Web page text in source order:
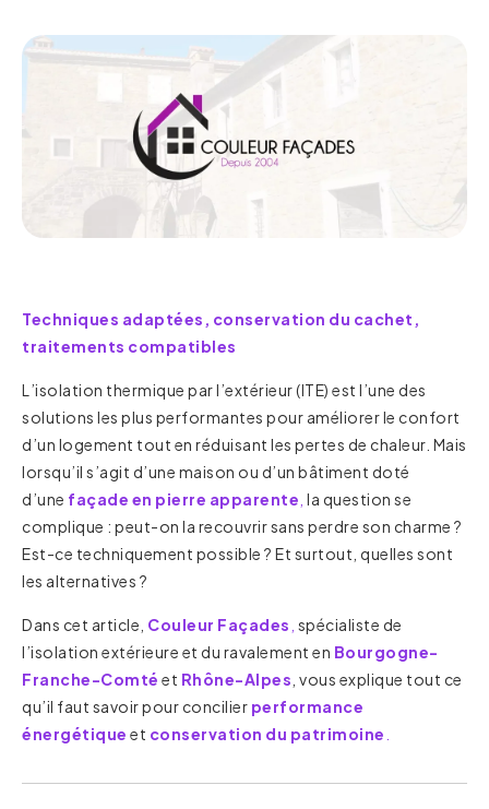
Techniques adaptées, conservation du cachet,
traitements compatibles
L’isolation thermique par l’extérieur (ITE) est l’une des
solutions les plus performantes pour améliorer le confort
d’un logement tout en réduisant les pertes de chaleur. Mais
lorsqu’il s’agit d’une maison ou d’un bâtiment doté
d’une façade en pierre apparente la question se
complique : peut-on la recouvrir sans perdre son charme ?
Est-ce techniquement possible ? Et surtout, quelles sont
les alternatives ?
Dans cet article, Couleur Façades spécialiste de
l’isolation extérieure et du ravalement en Bourgogne-
Franche-Comté et Rhône-Alpes , vous explique tout ce
qu’il faut savoir pour concilier performance
énergétique et conservation du patrimoine